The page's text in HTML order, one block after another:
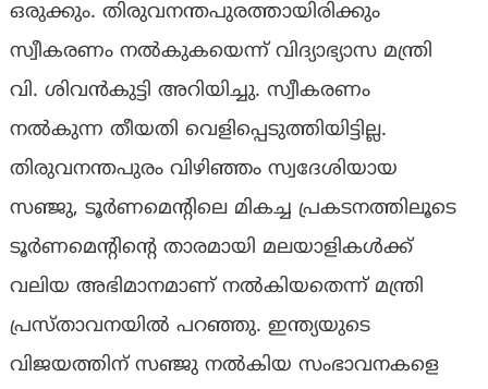
ഒരുക്കും. തിരുവനന്തപുരത്തായിരിക്കും
സ്വീകരണം നൽകുകയെന്ന് വിദ്യാഭ്യാസ മന്ത്രി
വി. ശിവൻകുട്ടി അറിയിച്ചു. സ്വീകരണം
നൽകുന്ന തീയതി വെളിപ്പെടുത്തിയിട്ടില്ല.
തിരുവനന്തപുരം വിഴിഞ്ഞം സ്വദേശിയായ
സഞ്ജു, ടൂർണമെന്റിലെ മികച്ച പ്രകടനത്തിലൂടെ
ടൂർണമെൻ്റിൻ്റെ താരമായി മലയാളികൾക്ക്
വലിയ അഭിമാനമാണ് നൽകിയതെന്ന് മന്ത്രി
പ്രസ്താവനയിൽ പറഞ്ഞു. ഇന്ത്യയുടെ
വിജയത്തിന് സഞ്ജു നൽകിയ സംഭാവനകളെ